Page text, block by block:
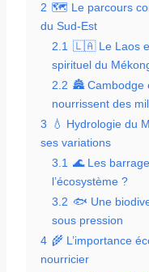
2 🗺️ Le parcours
du Sud-Est
2.1 🇱🇦 Le Laos
spirituel du
2.2 🏯 Cambodge
nourrissent des
3
💧 Hydrologie du
ses variations
3.1 🌊 Les
l’écosystème ?
3.2 🐟 Une
sous pression
4 🌾 L’importance
nourricier